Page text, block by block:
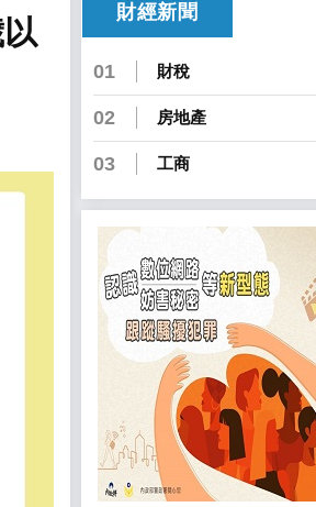
財經新聞
01 財稅
02 房地產
03 工商